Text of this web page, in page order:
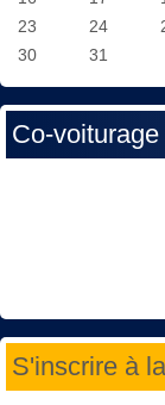
23
24
30
31
Co-voiturage
S'inscrire à